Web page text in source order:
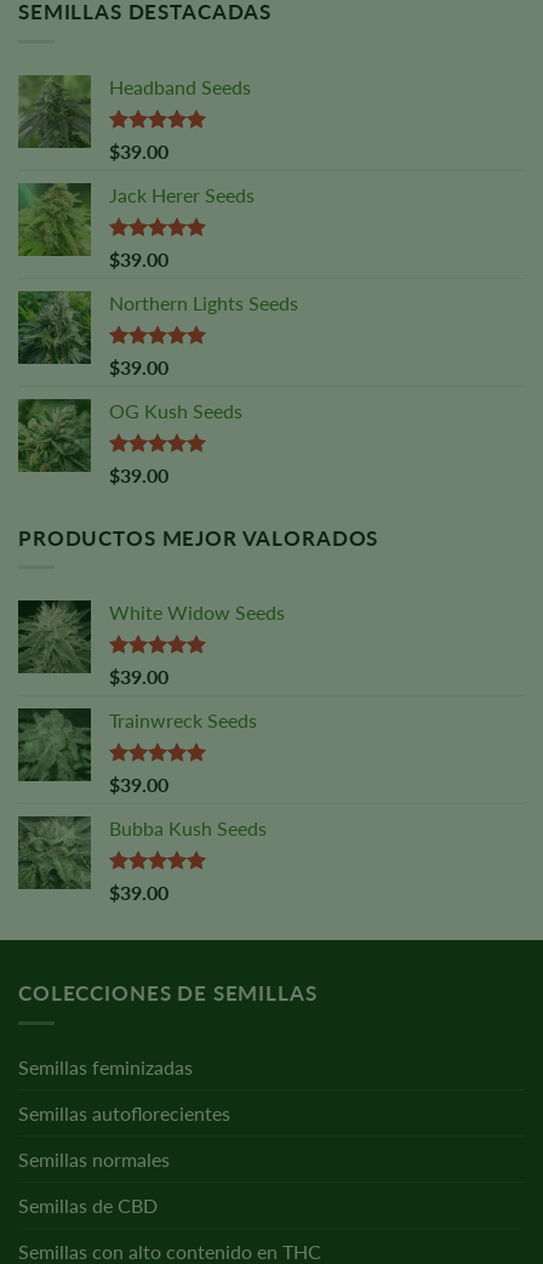
SEMILLAS DESTACADAS
Headband Seeds
Valorado
con
sobre 5
$39.00
Jack Herer Seeds
Valoración:
4,88
5
$39.00
Northern Lights Seeds
Valorado
con
sobre 5
$39.00
OG Kush Seeds
Valorado
con
$39.00
PRODUCTOS MEJOR VALORADOS
White Widow Seeds
Valorado
con
sobre 5
$39.00
Trainwreck Seeds
Valorado
con
sobre 5
$39.00
Bubba Kush Seeds
Valorado
con
$39.00
COLECCIONES DE SEMILLAS
Semillas feminizadas
Semillas autoflorecientes
Semillas normales
Semillas de CBD
Semillas con alto contenido en THC